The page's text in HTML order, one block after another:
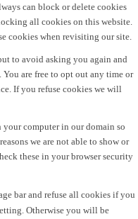
can block or delete cookies
all cookies on this website.
cookies when revisiting our site.
to avoid asking you again and
are free to opt out any time or
If you refuse cookies we will
computer in our domain so
we are not able to show or
these in your browser security
bar and refuse all cookies if you
Otherwise you will be